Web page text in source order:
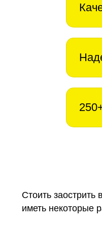
Стоить
иметь некоторые